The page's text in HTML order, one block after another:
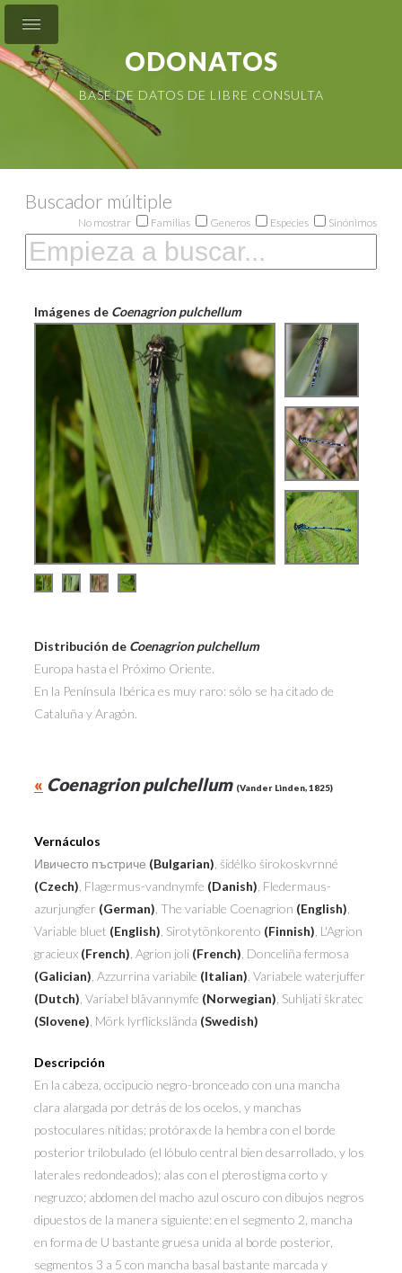
ODONATOS
BASE DE DATOS DE LIBRE CONSULTA
Buscador múltiple
No mostrar Familias Generos Especies Sinónimos
Imágenes de Coenagrion pulchellum
Distribución de Coenagrion pulchellum
Europa hasta el Próximo Oriente.
En la Península Ibérica es muy raro: sólo se ha citado de
Cataluña y Aragón.
« Coenagrion pulchellum (Vander Linden, 1825)
Vernáculos
Ивичесто пъстриче (Bulgarian) , šidélko širokoskvrnné
(Czech) , Flagermus-vandnymfe (Danish) , Fledermaus-
azurjungfer (German) , The variable Coenagrion (English)
Variable bluet (English) , Sirotytönkorento (Finnish) , L'Agrion
gracieux (French) , Agrion joli (French) , Donceliña fermosa
(Galician) , Azzurrina variabile (Italian) , Variabele waterjuffer
(Dutch) , Variabel blåvannymfe (Norwegian) , Suhljati škratec
(Slovene) , Mörk lyrflickslända (Swedish)
Descripción
En la cabeza, occipucio negro-bronceado con una mancha
clara alargada por detrás de los ocelos, y manchas
postoculares nítidas; protórax de la hembra con el borde
posterior trilobulado (el lóbulo central bien desarrollado, y los
laterales redondeados); alas con el pterostigma corto y
negruzco; abdomen del macho azul oscuro con dibujos negros
dipuestos de la manera siguiente: en el segmento 2, mancha
en forma de U bastante gruesa unida al borde posterior,
segmentos 3 a 5 con mancha basal bastante marcada y